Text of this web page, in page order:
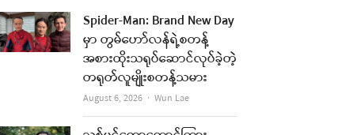
e
b
t
a
t
u
b
e
i
l
Spider-Man: Brand New Day
မှာ တွမ်ဟော်လန်ရဲ့စတန့်
အစားထိုးသရုပ်ဆောင်လုပ်ခဲ့တဲ့
တရုတ်လူမျိုးစတန့်သမား
August 6, 2026 Author
Wun Lae